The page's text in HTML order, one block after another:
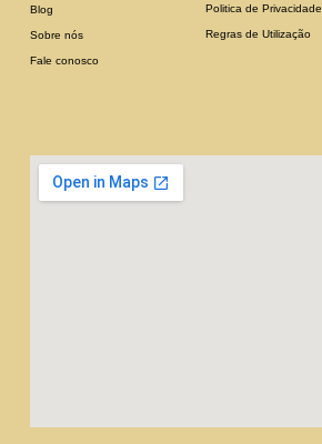
Blog
Sobre nós
Fale conosco
Politica de Privacidade
Regras de Utilização